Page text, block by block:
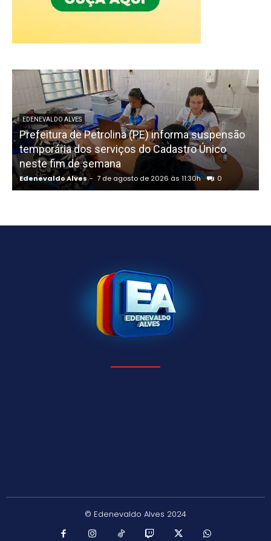
EDENEVALDO ALVES
Prefeitura de Petrolina (PE) informa suspensão
temporária dos serviços do Cadastro Único
neste fim de semana
Edenevaldo Alves - 7 de agosto de 2026 às 11:30h 0
© Edenevaldo Alves 2024